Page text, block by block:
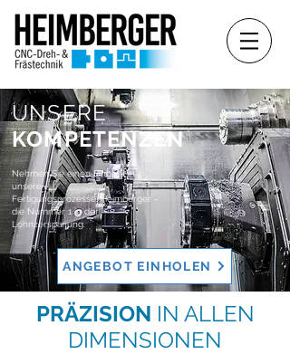
UNSERE
KOMPETENZEN
Nehmen Sie einen Einblick in
unsere
Fertigungsprozesse. Heimberger -
die Nummer 1 in der
Lohnzerspanung.
ANGEBOT EINHOLEN
PRÄZISION IN ALLEN
DIMENSIONEN